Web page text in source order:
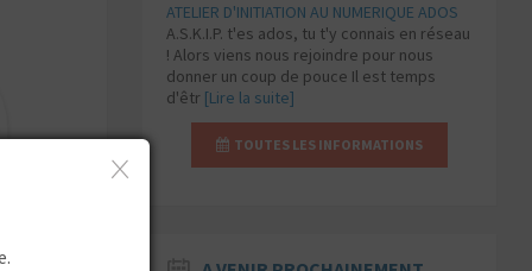
ATELIER D'INITIATION AU NUMERIQUE ADOS
A.S.K.I.P. t'es ados, tu t'y connais en réseau
! Alors viens nous rejoindre pour nous
donner un coup de pouce Il est temps
d'êtr [Lire la suite]
TOUTES LES INFORMATIONS